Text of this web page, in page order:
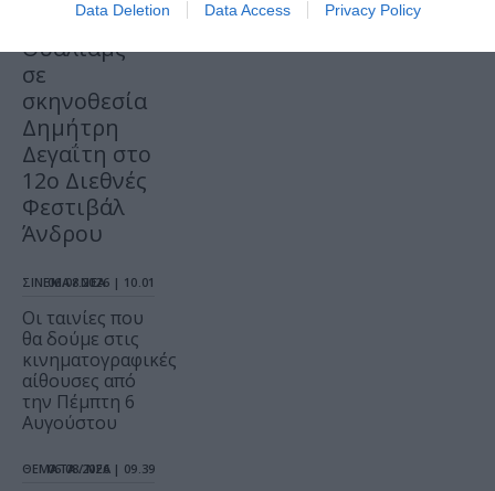
Data Deletion Data Access Privacy Policy
Ντέιβιντ
Ουάλιαμς
σε
σκηνοθεσία
Δημήτρη
Δεγαΐτη στο
12ο Διεθνές
Φεστιβάλ
Άνδρου
ΣΙΝΕΜΑ / ΝΕΑ
06.08.2026 | 10.01
Οι ταινίες που
θα δούμε στις
κινηματογραφικές
αίθουσες από
την Πέμπτη 6
Αυγούστου
ΘΕΜΑΤΑ / ΝΕΑ
06.08.2026 | 09.39